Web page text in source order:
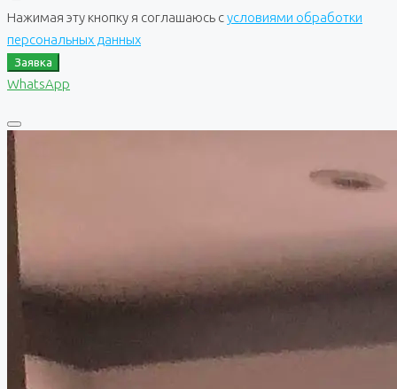
Нажимая эту кнопку я соглашаюсь сусловиями обработки
персональных данных
Заявка
WhatsApp